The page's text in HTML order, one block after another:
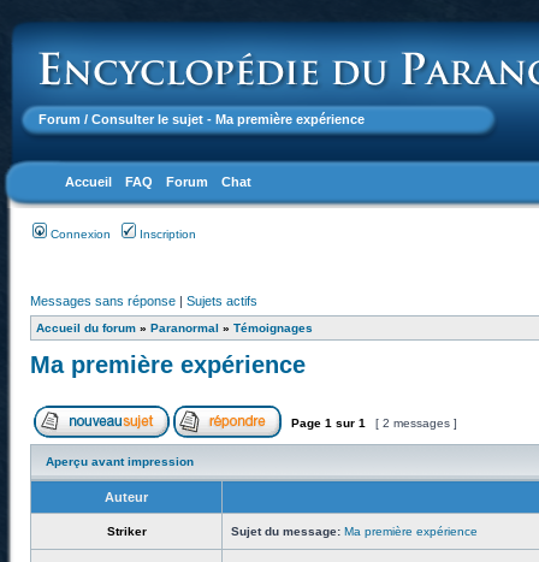
Forum / Consulter le sujet - Ma première expérience
Accueil FAQ Forum Chat
Connexion Inscription
Messages sans réponse | Sujets actifs
Accueil du forum » Paranormal » Témoignages
Ma première expérience
Page 1 sur 1 [ 2 messages ]
Aperçu avant impression
Auteur
Striker Sujet du message: Ma première expérience